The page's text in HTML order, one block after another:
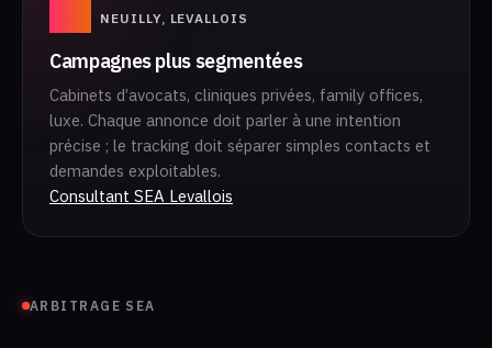
NEUILLY, LEVALLOIS
Campagnes plus segmentées
Cabinets d’avocats, cliniques privées, family offices,
luxe. Chaque annonce doit parler à une intention
précise ; le tracking doit séparer simples contacts et
demandes exploitables.
Consultant SEA Levallois
ARBITRAGE SEA